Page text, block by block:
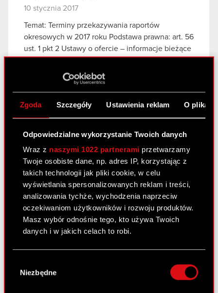
Zgoda Szczegóły Ustawienia reklam O
Odpowiedzialne wykorzystanie Twoich danych
Wraz z naszymi 1022 partnerami przetwarzamy
Twoje osobiste dane, np. adres IP, korzystając z
takich technologii jak pliki cookie, w celu
wyświetlania spersonalizowanych reklam i treści,
analizowania tychże, wychodzenia naprzeciw
oczekiwaniom użytkowników i rozwoju produktów.
Masz wybór odnośnie tego, kto używa Twoich
danych i w jakich celach to robi.
lokalizacji geograficznej z dokładnością nawet
zgody
Niezbędne
10 stycznia 2017
Temat: Terminy przekazywania raportów
okresowych w 2017 roku Podstawa prawna: art. 56
ust. 1 pkt 2 Ustawy o ofercie – informacje bieżące
i okresowe Zarząd CD PROJEKT S.A. z siedzibą w
Warszawie, przy ul. Jagiellońskiej…
Terminy przekazywania raportów
okresowych w 2017 roku
Raport bieżący nr 51/2016
30 grudnia 2016
Temat raportu: Rejestracja połączenia CD
PROJEKT S.A. ze spółką zależną CD PROJEKT
Brands S.A. Podstawa prawna: Art. 17 ust. 1 MAR –
informacje poufne Treść raportu: Zarząd spółki
CD PROJEKT S.A. („Spółka”) zawiadamia, że w…
Czytaj dalej
Rejestracja połączenia CD PROJEKT S.A.
S.A.